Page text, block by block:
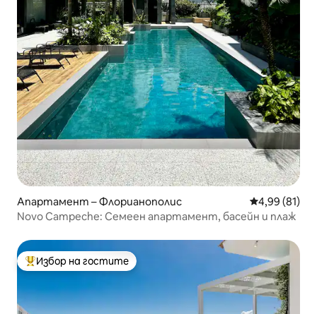
Апартамент – Флорианополис Средна
4,99 (81)
Novo Campeche: Семеен апартамент, басейн и плаж
Най-популярен избор на гостите
Избор на гостите